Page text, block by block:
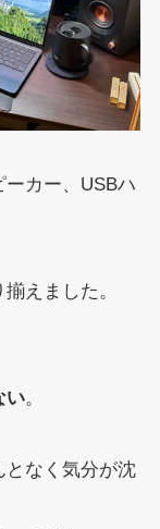
カー、USBハ
えました。
い。
となく気分が沈